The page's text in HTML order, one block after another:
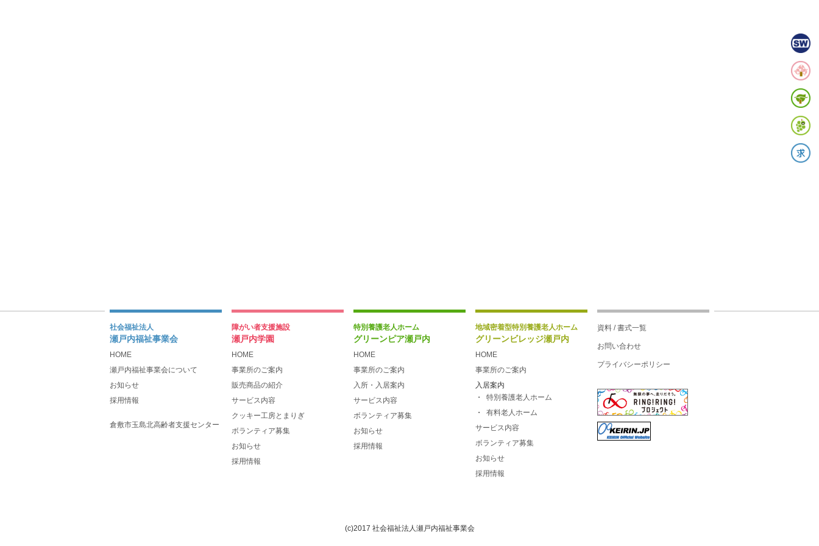
社会福祉法人
瀬戸内福祉事業会
HOME
瀬戸内福祉事業会について
お知らせ
採用情報
倉敷市玉島北高齢者支援センター
障がい者支援施設
瀬戸内学園
HOME
事業所のご案内
販売商品の紹介
サービス内容
クッキー工房とまりぎ
ボランティア募集
お知らせ
採用情報
特別養護老人ホーム
グリーンピア瀬戸内
HOME
事業所のご案内
入所・入居案内
サービス内容
ボランティア募集
お知らせ
採用情報
地域密着型特別養護老人ホーム
グリーンビレッジ瀬戸内
HOME
事業所のご案内
入居案内
特別養護老人ホーム
有料老人ホーム
サービス内容
ボランティア募集
お知らせ
採用情報
資料 / 書式一覧
お問い合わせ
プライバシーポリシー
(c)2017 社会福祉法人瀬戸内福祉事業会